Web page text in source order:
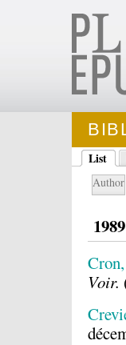
List
Author
1989
Voir.